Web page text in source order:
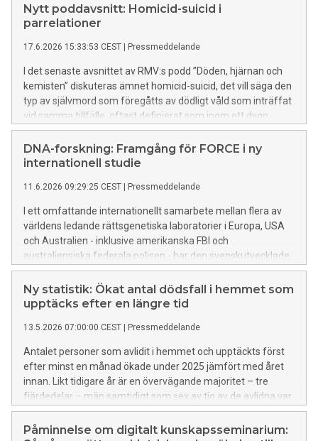
Nytt poddavsnitt: Homicid-suicid i
parrelationer
17.6.2026 15:33:53 CEST Pressmeddelande
I det senaste avsnittet av RMV:s podd ”Döden, hjärnan och
kemisten” diskuteras ämnet homicid-suicid, det vill säga den
typ av självmord som föregåtts av dödligt våld som inträffat
vid samma tillfälle, oftast definierat som inom ett dygn.
DNA-forskning: Framgång för FORCE i ny
internationell studie
11.6.2026 09:29:25 CEST Pressmeddelande
I ett omfattande internationellt samarbete mellan flera av
världens ledande rättsgenetiska laboratorier i Europa, USA
och Australien - inklusive amerikanska FBI och
australiensiska federala polisen - har den svenskutvecklade
FORCE-metoden kunnat testas och utvecklas ytterligare.
Resultatet är en framgång.
Ny statistik: Ökat antal dödsfall i hemmet som
upptäcks efter en längre tid
13.5.2026 07:00:00 CEST Pressmeddelande
Antalet personer som avlidit i hemmet och upptäckts först
efter minst en månad ökade under 2025 jämfört med året
innan. Likt tidigare år är en övervägande majoritet – tre
fjärdedelar – män samtidigt som sex av tio av de avlidna var
över 65 år. Det visar ny statistik från Rättsmedicinalverket.
Påminnelse om digitalt kunskapsseminarium: